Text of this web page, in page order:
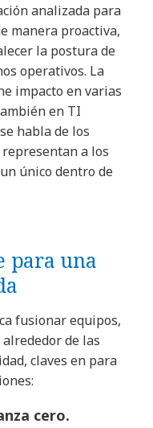
analizada para
manera proactiva,
la postura de
operativos. La
impacto en varias
en TI
habla de los
representan a los
único dentro de
para una
fusionar equipos,
de las
claves en para
cero.